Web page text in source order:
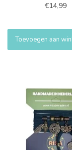
€14,99
Toevoegen aan